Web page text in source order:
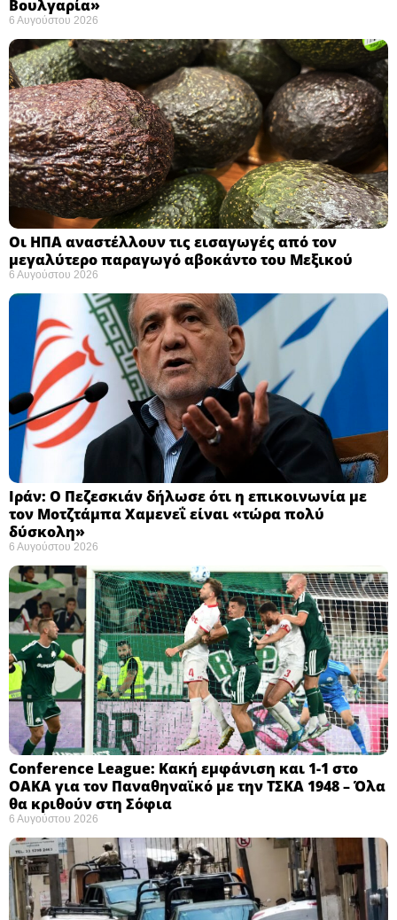
Βουλγαρία» ​
6 Αυγούστου 2026
Οι ΗΠΑ αναστέλλουν τις εισαγωγές από τον
μεγαλύτερο παραγωγό αβοκάντο του Μεξικού ​
6 Αυγούστου 2026
Ιράν: Ο Πεζεσκιάν δήλωσε ότι η επικοινωνία με
τον Μοτζτάμπα Χαμενεΐ είναι «τώρα πολύ
δύσκολη» ​
6 Αυγούστου 2026
Conference League: Κακή εμφάνιση και 1-1 στο
ΟΑΚΑ για τον Παναθηναϊκό με την ΤΣΚΑ 1948 – Όλα
θα κριθούν στη Σόφια ​
6 Αυγούστου 2026